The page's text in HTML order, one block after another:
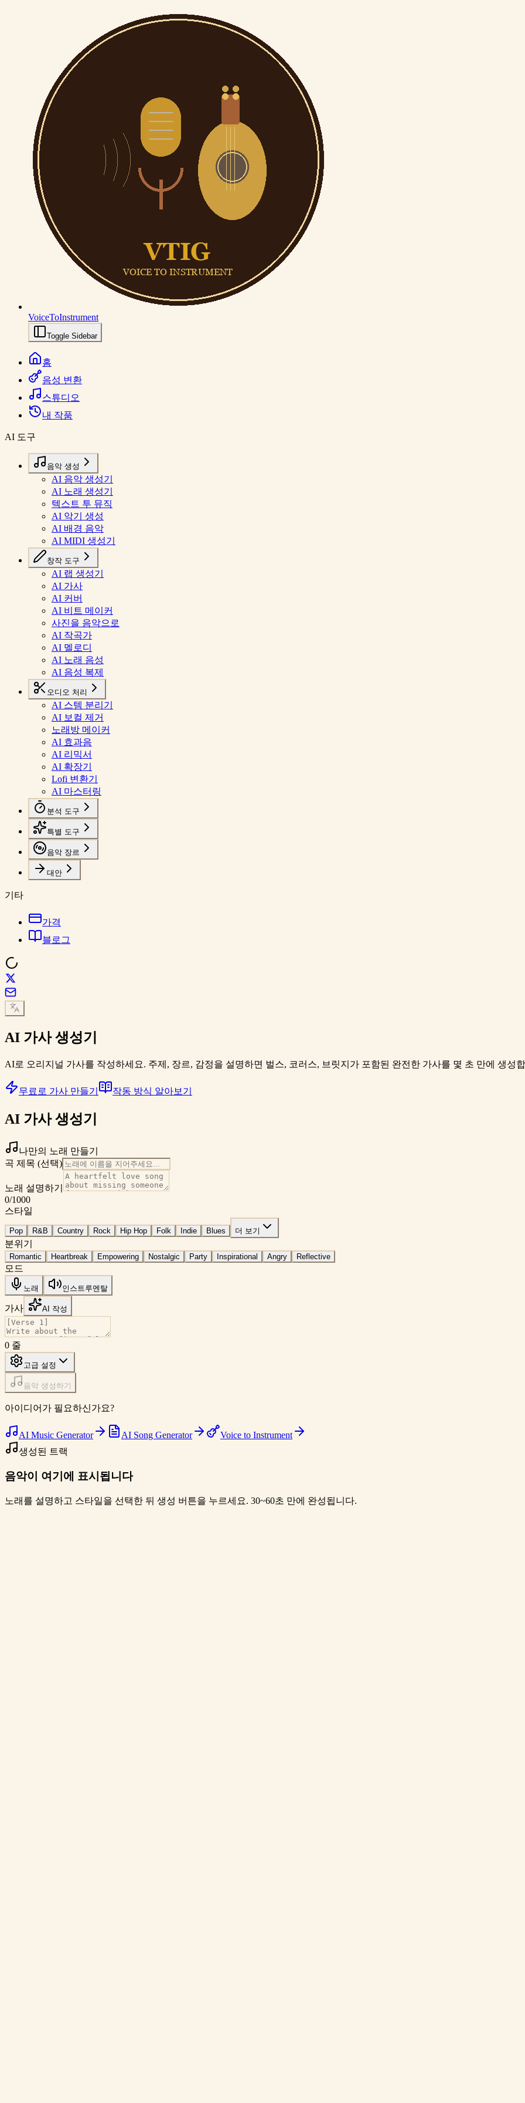
VoiceToInstrument
Toggle Sidebar
홈
음성 변환
스튜디오
내 작품
AI 도구
음악 생성
AI 음악 생성기
AI 노래 생성기
텍스트 투 뮤직
AI 악기 생성
AI 배경 음악
AI MIDI 생성기
창작 도구
AI 랩 생성기
AI 가사
AI 커버
AI 비트 메이커
사진을 음악으로
AI 작곡가
AI 멜로디
AI 노래 음성
AI 음성 복제
오디오 처리
AI 스템 분리기
AI 보컬 제거
노래방 메이커
AI 효과음
AI 리믹서
AI 확장기
Lofi 변환기
AI 마스터링
분석 도구
특별 도구
음악 장르
대안
기타
가격
블로그
AI 가사생성기
AI로 오리지널 가사를 작성하세요. 주제, 장르, 감정을 설명하면 벌스, 코러스, 브릿지가 포함된 완전한 가사를 몇 초 만에 생성
무료로 가사 만들기 작동 방식 알아보기
AI 가사 생성기
나만의 노래 만들기
곡 제목 (선택)
노래 설명하기
0/1000
스타일
Pop R&B Country Rock Hip Hop Folk Indie Blues 더 보기
분위기
Romantic Heartbreak Empowering Nostalgic Party Inspirational Angry Reflective
모드
노래 인스트루멘탈
가사 AI 작성
0 줄
고급 설정
음악 생성하기
아이디어가 필요하신가요?
AI Music Generator AI Song Generator
Voice to Instrument
생성된 트랙
음악이 여기에 표시됩니다
노래를 설명하고 스타일을 선택한 뒤 생성 버튼을 누르세요. 30~60초 만에 완성됩니다.